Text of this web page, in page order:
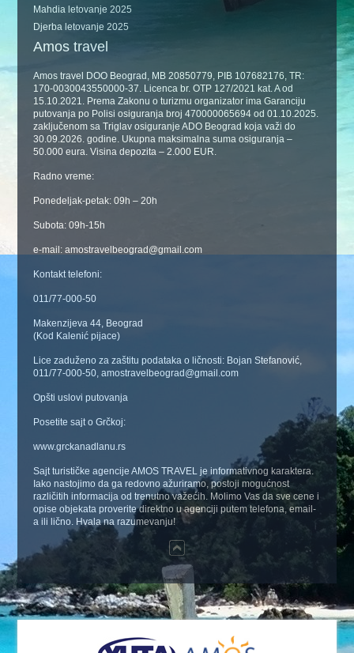
Mahdia letovanje 2025
Djerba letovanje 2025
Amos travel
Amos travel DOO Beograd, MB 20850779, PIB 107682176, TR:
170-0030043550000-37. Licenca br. OTP 127/2021 kat. A od
15.10.2021. Prema Zakonu o turizmu organizator ima Garanciju
putovanja po Polisi osiguranja broj 470000065694 od 01.10.2025.
zaključenom sa Triglav osiguranje ADO Beograd koja važi do
30.09.2026. godine. Ukupna maksimalna suma osiguranja –
50.000 eura. Visina depozita – 2.000 EUR.
Radno vreme:
Ponedeljak-petak: 09h – 20h
Subota: 09h-15h
e-mail: amostravelbeograd@gmail.com
Kontakt telefoni:
011/77-000-50
Makenzijeva 44, Beograd
(Kod Kalenić pijace)
Lice zaduženo za zaštitu podataka o ličnosti: Bojan Stefanović,
011/77-000-50, amostravelbeograd@gmail.com
Opšti uslovi putovanja
Posetite sajt o Grčkoj:
www.grckanadlanu.rs
Sajt turističke agencije AMOS TRAVEL je informativnog karaktera.
Iako nastojimo da ga redovno ažuriramo, postoji mogućnost
različitih informacija od trenutno važećih. Molimo Vas da sve cene i
opise objekata proverite direktno u agenciji putem telefona, email-
a ili lično. Hvala na razumevanju!